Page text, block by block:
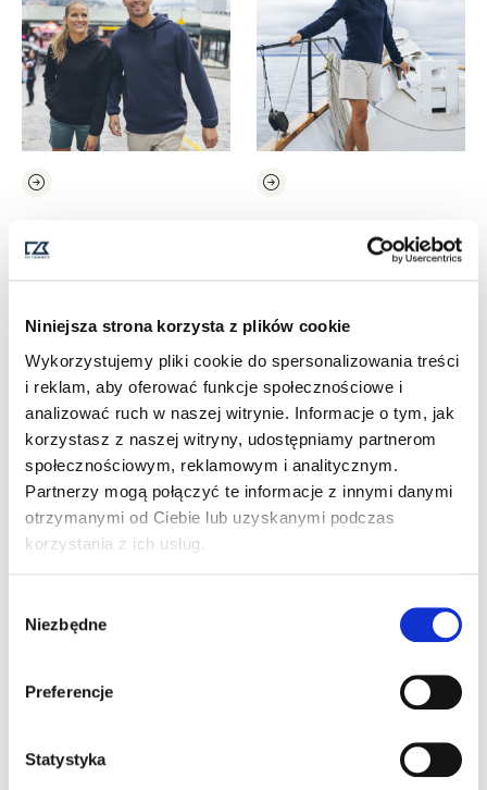
Niniejsza strona korzysta z plików cookie
Wykorzystujemy pliki cookie do spersonalizowania treści
i reklam, aby oferować funkcje społecznościowe i
analizować ruch w naszej witrynie. Informacje o tym, jak
korzystasz z naszej witryny, udostępniamy partnerom
społecznościowym, reklamowym i analitycznym.
Partnerzy mogą połączyć te informacje z innymi danymi
otrzymanymi od Ciebie lub uzyskanymi podczas
korzystania z ich usług.
Niezbędne
Preferencje
Statystyka
359,00
359,00ZŁ Z VAT
SEABECK POLO SEABECK POLO WOMAN